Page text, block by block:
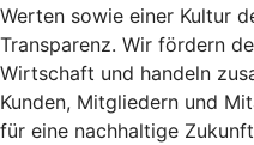
Werten sowie einer Kultur
Transparenz. Wir fördern
Wirtschaft und handeln
Kunden, Mitgliedern und
für eine nachhaltige